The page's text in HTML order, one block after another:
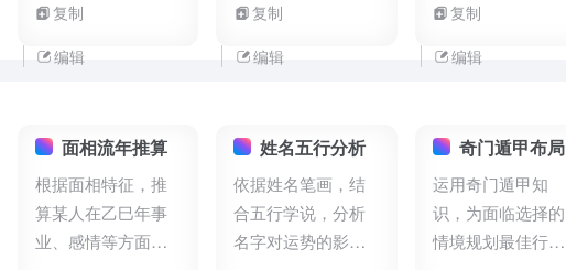
下：900x383像
素，比例为
太牛！”，第二行副
标题为“html代码生
成公众号封面图”，
标题居中，要求字
体时尚，有设计
复制
编辑
描述这幅图片，并
用下面的生成器生
比可以通过设定
实现，两个参数都
是像素数，不是比
例数 - 总像素数不
复制
编辑
个日报模板，适合
发小红书，注意做
行。
复制
编辑
面相流年推算
根据面相特征，推
算某人在乙巳年事
业、感情等方面流
姓名五行分析
依据姓名笔画，结
合五行学说，分析
名字对运势的影响
奇门遁甲布局
运用奇门遁甲知
识，为面临选择的
情境规划最佳行动